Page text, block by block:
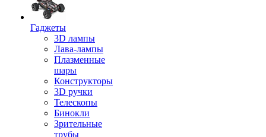
Гаджеты
3D лампы
Лава-лампы
Плазменные
шары
Конструкторы
3D ручки
Телескопы
Бинокли
Зрительные
трубы